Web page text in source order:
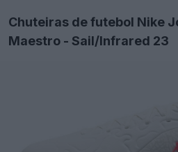
Chuteiras de futebol Nike
Maestro - Sail/Infrared 23